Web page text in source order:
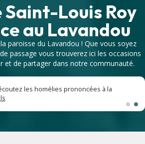
Saint-Louis Roy
au Lavandou
paroisse du Lavandou ! Que vous soyez
passage vous trouverez ici les occasions
et de partager dans notre communauté.
les homélies prononcées à la